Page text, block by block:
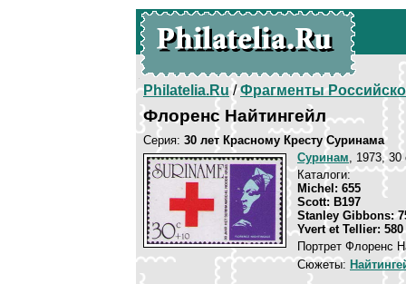
Philatelia.Ru/Фрагменты
Флоренс Найтингейл
Серия: 30 лет Красному Кресту Суринама
Суринам, 1973, 30
Каталоги:
Michel: 655
Scott: B197
Stanley Gibbons:
Yvert et Tellier: 580
Портрет Флоренс
Сюжеты: